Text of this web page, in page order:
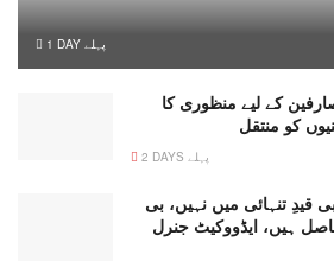
1 DAY پہلے
کے لیے منظوری کا
کو منتقل
2 DAYS پہلے
قیدِ تنہائی میں نہیں، بی
ہیں، ایڈووکیٹ جنرل